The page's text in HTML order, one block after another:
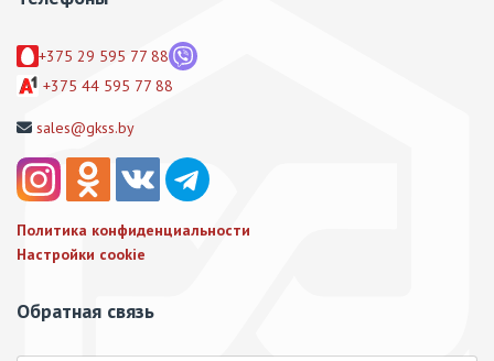
+375 29 595 77 88
+375 44 595 77 88
sales@gkss.by
Политика конфиденциальности
Настройки cookie
Обратная связь